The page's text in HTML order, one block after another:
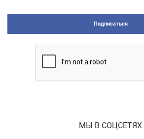
Подписаться
МЫ В СОЦСЕТЯХ